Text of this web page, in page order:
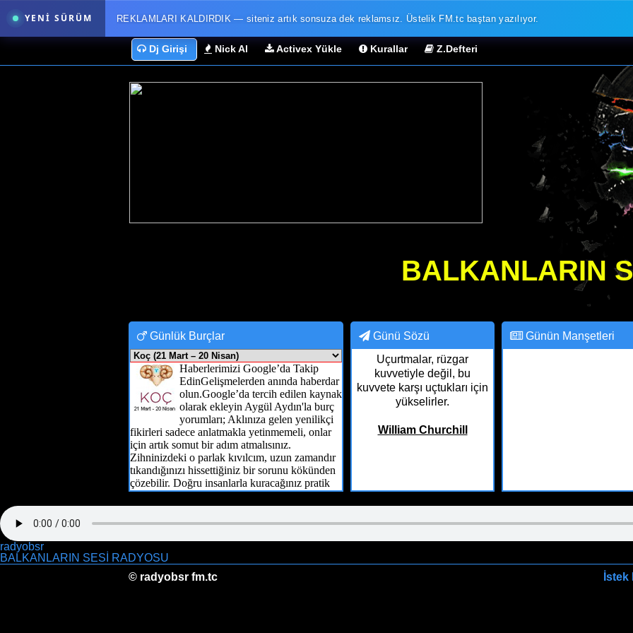
Dj Girişi Nick Al Activex Yükle Kurallar Z.Defteri
BALKANLARIN
Günlük Burçlar
Günü Sözü
Uçurtmalar, rüzgar
kuvvetiyle değil, bu
kuvvete karşı uçtukları için
yükselirler.
William Churchill
Günün Manşetleri
radyobsr
BALKANLARIN SESİ RADYOSU
© radyobsr fm.tc
YENİ SÜRÜM REKLAMLARI KALDIRDIK — siteniz artık sonsuza dek reklamsız. Üstelik FM.tc baştan yazılıyor.
Sitenizde tek bir reklam kodu kalmadı; bir daha da eklenmeyecek.
Yeni FM.tc'de radyon tek bir sayfadan ibaret değil, dinleyicinin vakit geçirdiği bir yer olacak. Sohbet, istek paneli
Tasarım editörü
Ekran görüntülerine bak → Yeni Facebook grubumuza katıl Eski grubumuz kapandığı için yeni bir grup